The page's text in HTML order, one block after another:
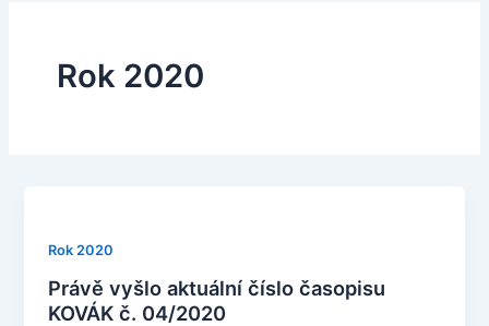
Rok 2020
Rok 2020
Právě vyšlo aktuální číslo časopisu
KOVÁK č. 04/2020